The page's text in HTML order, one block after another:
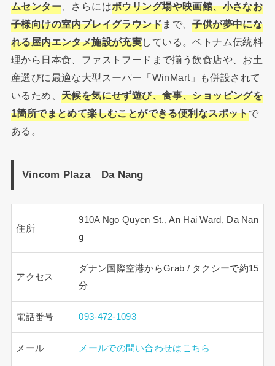
ムセンター、さらにはボウリング場や映画館、小さなお
子様向けの室内プレイグラウンドまで、子供が夢中にな
れる屋内エンタメ施設が充実している。ベトナム伝統料
理から日本食、ファストフードまで揃う飲食店や、お土
産選びに最適な大型スーパー「WinMart」も併設されて
いるため、 天候を気にせず遊び、食事、ショッピングを
1箇所でまとめて楽しむことができる便利なスポットで
ある。
Vincom Plaza Da Nang
住所
910A Ngo Quyen St., An Hai Ward, Da Nan
g
アクセス
ダナン国際空港からGrab / タクシーで約15
分
電話番号 093-472-1093
メール メールでの問い合わせはこちら